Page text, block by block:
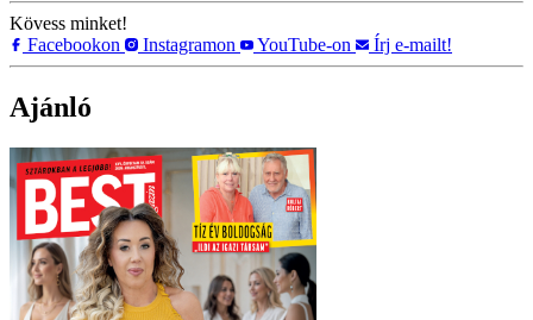
Kövess minket!
Facebookon
Instagramon YouTube-on Írj e-mailt!
Ajánló